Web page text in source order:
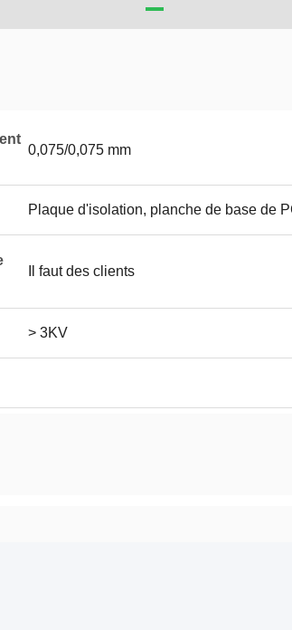
0,075/0,075 mm
Plaque d'isolation, planche de base de
Il faut des clients
> 3KV